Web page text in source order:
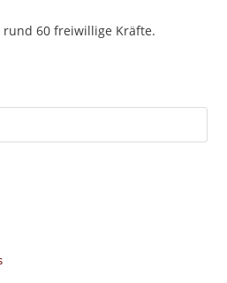
60 freiwillige Kräfte.